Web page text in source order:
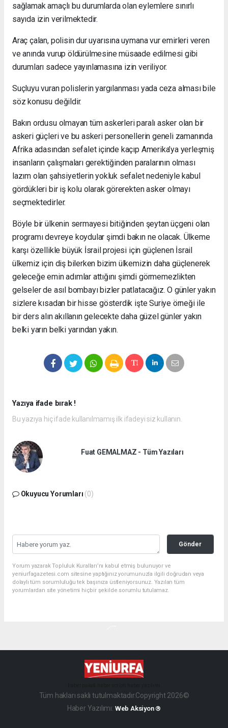
sağlamak amaçlı bu durumlarda olan eylemlere sınırlı
sayıda izin verilmektedir.
Araç çalan, polisin dur uyarısına uymana vur emirleri veren
ve anında vurup öldürülmesine müsaade edilmesi gibi
durumları sadece yayınlamasına izin veriliyor.
Suçluyu vuran polislerin yargılanması yada ceza alması bile
söz konusu değildir.
Bakın ordusu olmayan tüm askerleri paralı asker olan bir
askeri güçleri ve bu askeri personellerin geneli zamanında
Afrika adasından sefalet içinde kaçıp Amerika’ya yerleşmiş
insanların çalışmaları gerektiğinden paralarının olması
lazım olan şahsiyetlerin yokluk sefalet nedeniyle kabul
gördükleri bir iş kolu olarak görerekten asker olmayı
seçmektedirler.
Böyle bir ülkenin sermayesi bitiğinden şeytan üçgeni olan
programı devreye koydular şimdi bakın ne olacak. Ülkeme
karşı özellikle büyük İsrail projesi için güçlenen İsrail
ülkemiz için diş bilerken bizim ülkemizin daha güçlenerek
geleceğe emin adımlar attığını şimdi görmemezlikten
gelseler de asıl bombayı bizler patlatacağız. O günler yakın
sizlere kısadan bir hisse gösterdik işte Suriye örneği ile
bir ders alın akıllanın gelecekte daha güzel günler yakın
belki yarın belki yarından yakın.
Yazıya ifade bırak !
Bu yazıya hiç ifade kullanılmamış ilk ifadeyi siz kullanın.
Fuat GEMALMAZ - Tüm Yazıları
Okuyucu Yorumları (0)
Gönder
Yorum yazarak Topluluk Kuralları’nı kabul etmiş bulunuyor ve
yeniurfagazetesi.com sitesine yaptığınız yorumunuzla ilgili doğrudan veya
dolaylı tüm sorumluluğu tek başınıza üstleniyorsunuz. Yazılan tüm
yorumlardan site yönetimi hiçbir şekilde sorumlu tutulamaz.
Tüm hakları saklı tutulmaktadır.Copyright 2026©
Haber Yazılımı: Web Aksiyon ®